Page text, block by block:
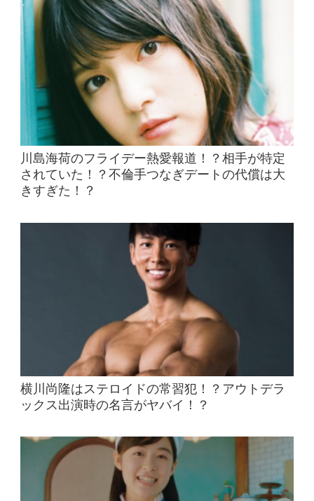
川島海荷のフライデー熱愛報道！？相手が特定
されていた！？不倫手つなぎデートの代償は大
きすぎた！？
横川尚隆はステロイドの常習犯！？アウトデラ
ックス出演時の名言がヤバイ！？